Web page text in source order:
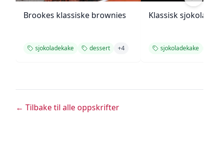
Brookes klassiske brownies
sjokoladekake dessert +4
Klassisk
sjokoladekake
← Tilbake til alle oppskrifter